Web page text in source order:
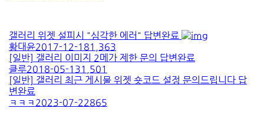
갤러리 위젯 설피시 "심각한 에러" 답변완료
황대윤2017-12-181,363
[일반] 갤러리 이미지 2메가 제한 문의 답변완료
클루2018-05-131,501
[일반] 갤러리 최근 게시물 위젯 숏코드 설정 문의드립니다 답
변완료
ㅋㅋㅋ 2023-07-22865